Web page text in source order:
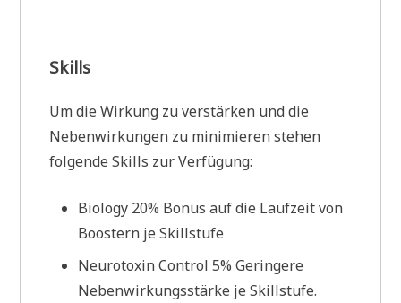
Skills
Um die Wirkung zu verstärken und die
Nebenwirkungen zu minimieren stehen
folgende Skills zur Verfügung:
Biology 20% Bonus auf die Laufzeit von
Boostern je Skillstufe
Neurotoxin Control 5% Geringere
Nebenwirkungsstärke je Skillstufe.